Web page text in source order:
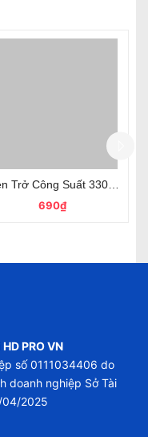
Đồng
Trở Công Suất 330 Ohm
690₫
PRO VN
số 0111034406 do
doanh nghiệp Sở Tài
04/2025